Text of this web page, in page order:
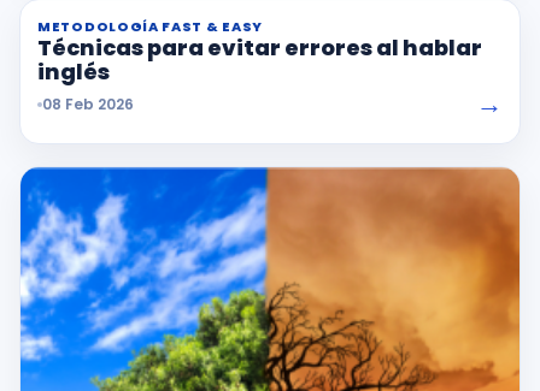
METODOLOGÍA FAST & EASY
Técnicas para evitar errores al hablar
inglés
08 Feb 2026 →